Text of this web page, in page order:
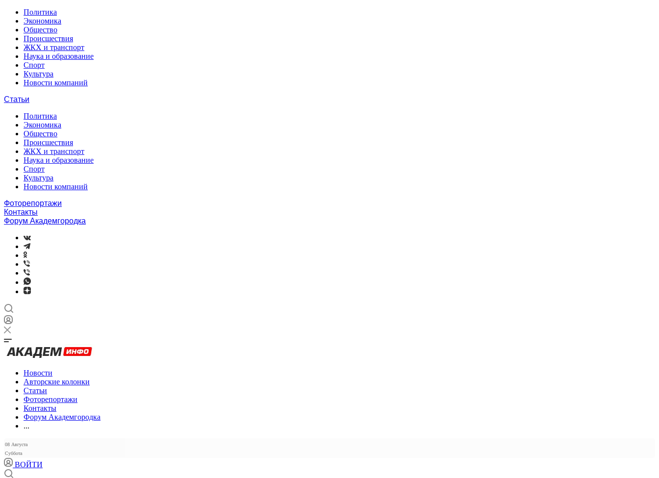
Политика
Экономика
Общество
Происшествия
ЖКХ и транспорт
Наука и образование
Спорт
Культура
Новости компаний
Статьи
Политика
Экономика
Общество
Происшествия
ЖКХ и транспорт
Наука и образование
Спорт
Культура
Новости компаний
Фоторепортажи
Контакты
Форум Академгородка
Новости
Авторские колонки
Статьи
Фоторепортажи
Контакты
Форум Академгородка
...
08 Августа
Суббота
ВОЙТИ